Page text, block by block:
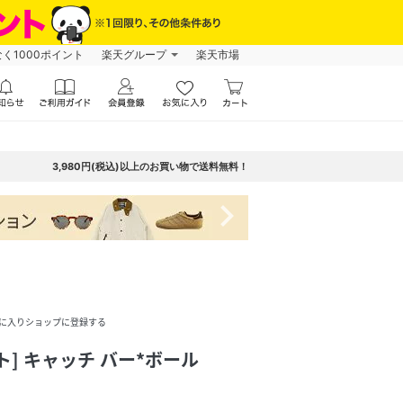
1000ポイント 楽天グループ 楽天市場
3,980円(税込)以上のお買い物で送料無料！
navigate_next
入りショップに登録する
] キャッチ バー*ボール